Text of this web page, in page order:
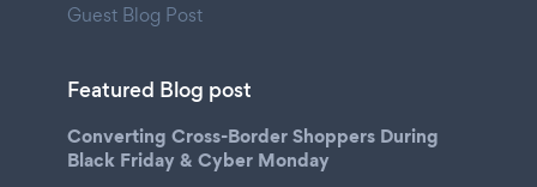
Guest Blog Post
Featured Blog post
Converting Cross-Border Shoppers During
Black Friday & Cyber Monday